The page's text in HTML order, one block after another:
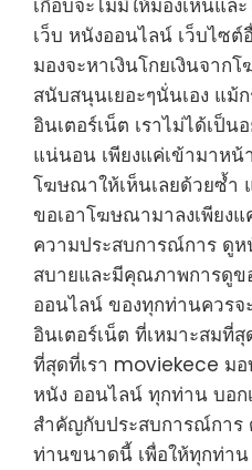
เกือบจะไม่มีให้มองเห็นแล
เว็บ หนังออนไลน์ เว็บไซ
มองจะหาเงินโกยเงินจาก
สนับสนุนเยอะๆนั่นเอง แม้
อินเตอร์เน็ต เราไม่ได้เป็น
แน่นอน เพียงแค่เข้ามาหน้
โฆษณาให้เห็นเลยด้วยซ้ำ
ขอเอาโฆษณามาลงเพียง
ความประสบการณ์การ ดูห
สบายและมีคุณภาพการดูข
ออนไลน์ ของทุกท่านควรจ
อินเตอร์เน็ต ที่เหมาะสมที่
ที่สุดที่เรา moviekece มอ
หนัง ออนไลน์ ทุกท่าน บอก
สำคัญกับประสบการณ์การ
ท่านขนาดนี้ เพื่อให้ทุกท่าน